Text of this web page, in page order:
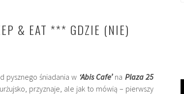
& EAT *** GDZIE (NIE)
pysznego śniadania w ‘Abis Cafe’ na Plaza 25
przyznaje, ale jak to mówią – pierwszy